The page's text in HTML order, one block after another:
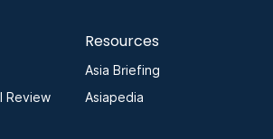
Review
Resources
Asia Briefing
Asiapedia